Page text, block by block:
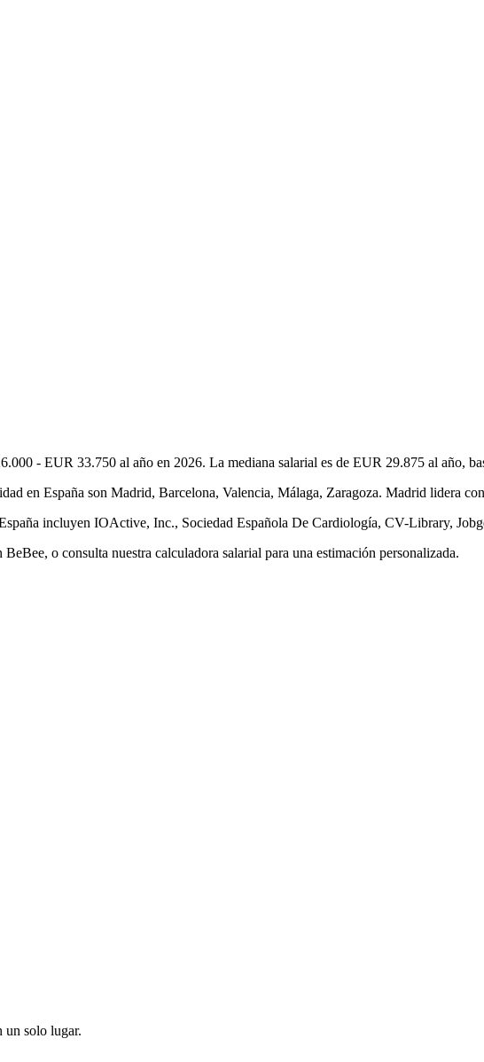
- EUR 33.750 al año en 2026. La mediana salarial es de EUR 29.875 al año,
en España son Madrid, Barcelona, Valencia, Málaga, Zaragoza. Madrid lidera
incluyen IOActive, Inc., Sociedad Española De Cardiología, CV-Library,
o consulta nuestra calculadora salarial para una estimación personalizada.
un solo lugar.